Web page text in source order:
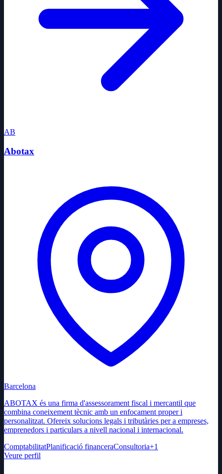
AB
Abotax
Barcelona
ABOTAX és una firma d'assessorament fiscal i mercantil que
combina coneixement tècnic amb un enfocament proper i
personalitzat. Ofereix solucions legals i tributàries per a empreses,
emprenedors i particulars a nivell nacional i internacional.
ComptabilitatPlanificació financeraConsultoria+1
Veure perfil